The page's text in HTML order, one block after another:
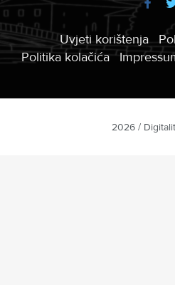
Uvjeti korištenja
Politika kolačića
2026 /